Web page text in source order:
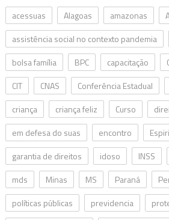
acessuas Alagoas amazonas
assistência social no contexto pandemia
bolsa família
BPC capacitação
CIT
CNAS Conferência Estadual
criança
criança feliz Curso
em defesa do suas
encontro
garantia de direitos
idoso INSS
mds
Minas MS Paraná
políticas públicas
previdencia